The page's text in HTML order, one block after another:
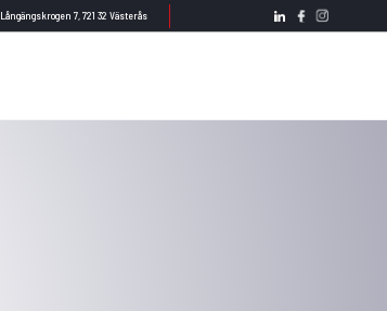
Långängskrogen 7, 721 32 Västerås